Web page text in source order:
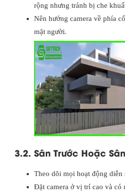
rộng nhưng tránh bị che
Nên hướng camera về phía
mặt người.
3.2. Sân Trước Hoặc
Theo dõi mọi hoạt động diễn
Đặt camera ở vị trí cao và có